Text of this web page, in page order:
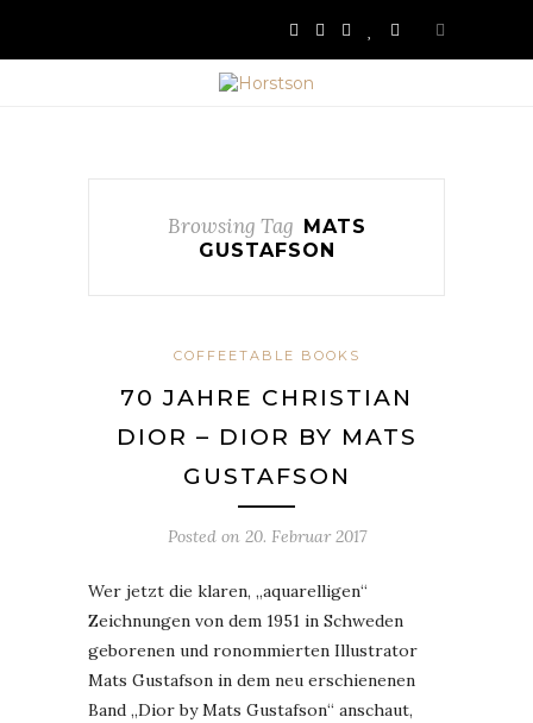
Browsing Tag
MATS
GUSTAFSON
COFFEETABLE BOOKS
70 JAHRE CHRISTIAN
DIOR – DIOR BY MATS
GUSTAFSON
Posted on 20. Februar 2017
Wer jetzt die klaren, „aquarelligen“
Zeichnungen von dem 1951 in Schweden
geborenen und ronommierten Illustrator
Mats Gustafson in dem neu erschienenen
Band „Dior by Mats Gustafson“ anschaut,